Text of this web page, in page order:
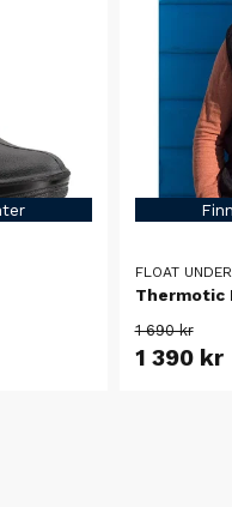
FLOAT
Thermotic
1 690 kr
1 390 kr